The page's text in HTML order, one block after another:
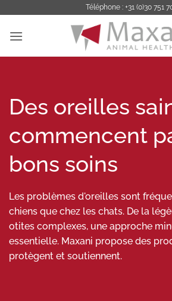
contenu
Téléphone : +31 (0)30 751
Des oreilles
commencent
bons soins
Les problèmes d'oreilles sont
chiens que chez les chats. De la
otites complexes, une approche
essentielle. Maxani propose des
protègent et soutiennent.